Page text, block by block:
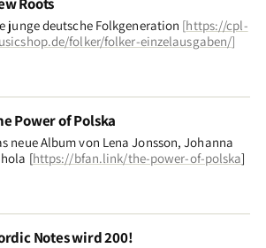
junge deutsche Folkgeneration [https://cpl-
folker/folker-einzelausgaben/]
Power of Polska
neue Album von Lena Jonsson, Johanna
[https://bfan.link/the-power-of-polska]
Notes wird 200!